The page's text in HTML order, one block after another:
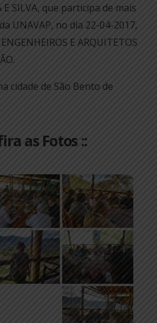
E SILVA, que participa de mais
UNAVAP, no dia 22-04-2017,
E ARQUITETOS
cidade de São Bento de
as Fotos ::